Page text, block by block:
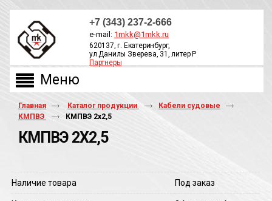
+7 (343) 237-2-666
e-mail: 1mkk@1mkk.ru
620137, г. Екатеринбург,
ул.Данилы Зверева, 31, литер Р
Партнеры
Главная Каталог продукции
Кабели судовые
КМПВЭ
КМПВЭ 2х2,5
КМПВЭ 2Х2,5
Наличие товара Под заказ